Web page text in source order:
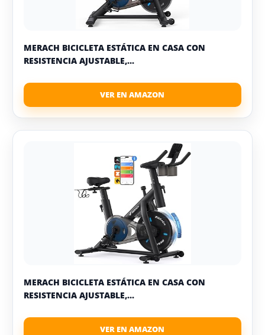
MERACH BICICLETA ESTÁTICA EN CASA CON
RESISTENCIA AJUSTABLE,...
MERACH BICICLETA ESTÁTICA EN CASA CON
RESISTENCIA AJUSTABLE,...